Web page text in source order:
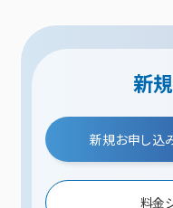
新
新規お申し込
料金